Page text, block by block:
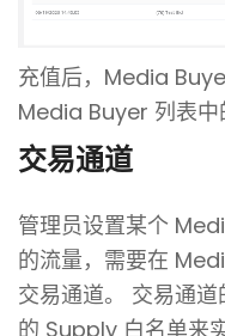
充值后，Media
Media Buyer 列表中
交易通道
管理员设置某个
的流量，需要在
交易通道。
交易通
的 Supply 白名单来